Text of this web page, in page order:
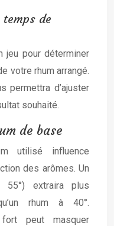
de
jeu pour déterminer
votre rhum arrangé.
permettra d’ajuster
souhaité.
de base
utilisé influence
des arômes. Un
extraira plus
rhum à 40°.
peut masquer